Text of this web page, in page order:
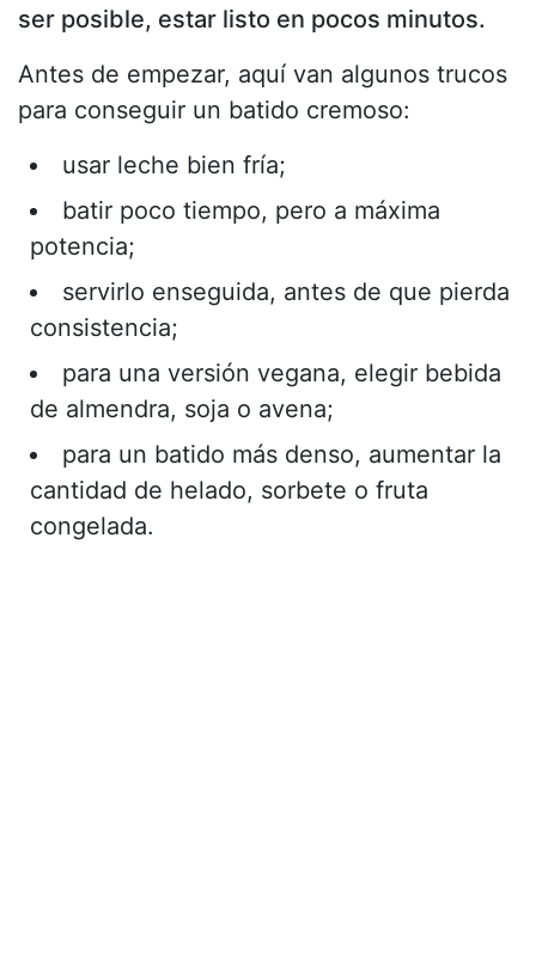
ser posible, estar listo en pocos minutos.
Antes de empezar, aquí van algunos trucos
para conseguir un batido cremoso:
usar leche bien fría;
batir poco tiempo, pero a máxima
potencia;
servirlo enseguida, antes de que pierda
consistencia;
para una versión vegana, elegir bebida
de almendra, soja o avena;
para un batido más denso, aumentar la
cantidad de helado, sorbete o fruta
congelada.